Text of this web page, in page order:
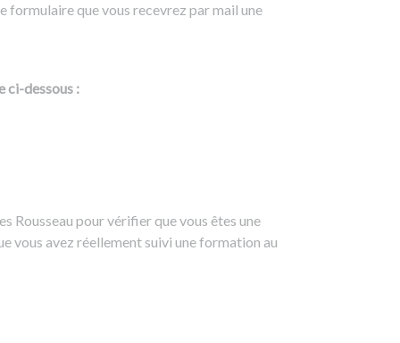
formulaire que vous recevrez par mail une
ci-dessous :
Rousseau pour vérifier que vous êtes une
vous avez réellement suivi une formation au